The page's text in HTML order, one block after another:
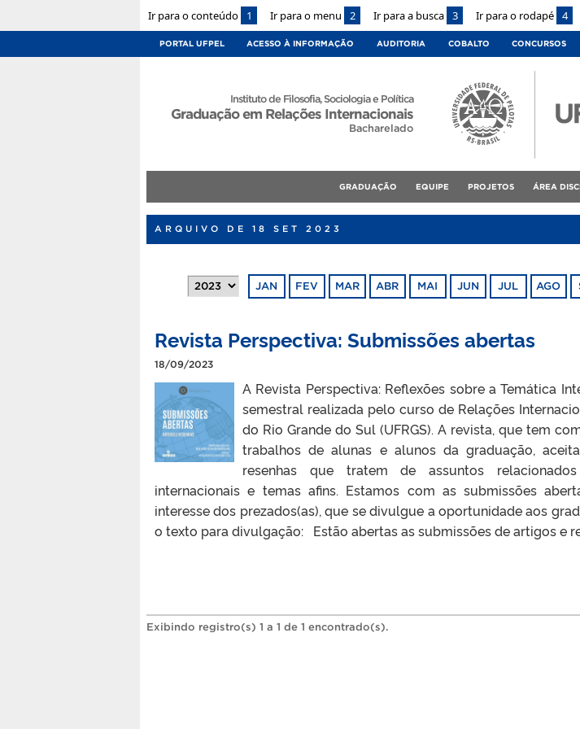
Ir para o conteúdo 1 Ir para o menu 2 Ir para a busca 3 Ir para o rodapé 4
PORTAL UFPEL ACESSO À INFORMAÇÃO AUDITORIA COBALTO CONCURSOS
Instituto de Filosofia, Sociologia e Política
Graduação em Relações Internacionais
Bacharelado
GRADUAÇÃO EQUIPE PROJETOS ÁREA
ARQUIVO DE 18 SET 2023
JAN FEV MAR ABR MAI JUN JUL AGO
Revista Perspectiva: Submissões abertas
18/09/2023
A Revista Perspectiva: Reflexões sobre a Temática
semestral realizada pelo curso de Relações
do Rio Grande do Sul (UFRGS). A revista, que tem
trabalhos de alunas e alunos da graduação,
resenhas que tratem de assuntos
internacionais e temas afins. Estamos com as submissões
interesse dos prezados(as), que se divulgue a oportunidade aos
o texto para divulgação: Estão abertas as submissões de artigos e
Exibindo registro(s) 1 a 1 de 1 encontrado(s).